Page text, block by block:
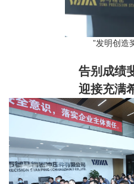
”发明创造
告别成绩
迎接充满